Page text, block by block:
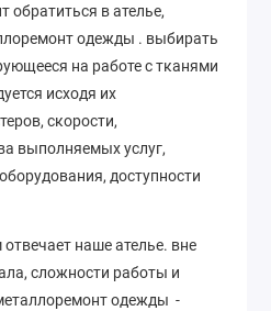
обратиться в ателье,
одежды . выбирать
на работе с тканями
исходя их
скорости,
выполняемых услуг,
доступности
наше ателье. вне
сложности работы и
одежды -